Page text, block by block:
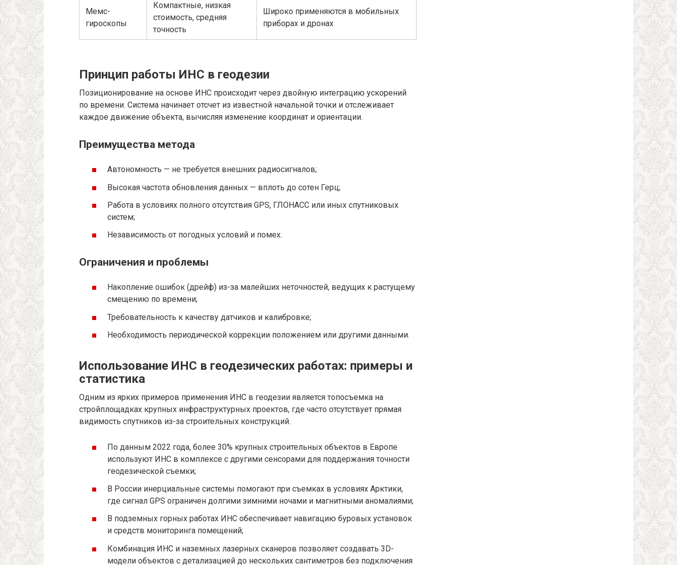
Мемс-
гироскопы
Компактные, низкая
стоимость, средняя
точность
Широко применяются в мобильных
приборах и дронах
Принцип работы ИНС в геодезии
Позиционирование на основе ИНС происходит через двойную интеграцию ускорений
по времени. Система начинает отсчет из известной начальной точки и отслеживает
каждое движение объекта, вычисляя изменение координат и ориентации.
Преимущества метода
Автономность — не требуется внешних радиосигналов;
Высокая частота обновления данных — вплоть до сотен Герц;
Работа в условиях полного отсутствия GPS, ГЛОНАСС или иных спутниковых
систем;
Независимость от погодных условий и помех.
Ограничения и проблемы
Накопление ошибок (дрейф) из-за малейших неточностей, ведущих к растущему
смещению по времени;
Требовательность к качеству датчиков и калибровке;
Необходимость периодической коррекции положением или другими данными.
Использование ИНС в геодезических работах: примеры и
статистика
Одним из ярких примеров применения ИНС в геодезии является топосъемка на
стройплощадках крупных инфраструктурных проектов, где часто отсутствует прямая
видимость спутников из-за строительных конструкций.
По данным 2022 года, более 30% крупных строительных объектов в Европе
используют ИНС в комплексе с другими сенсорами для поддержания точности
геодезической съемки;
В России инерциальные системы помогают при съемках в условиях Арктики,
где сигнал GPS ограничен долгими зимними ночами и магнитными аномалиями;
В подземных горных работах ИНС обеспечивает навигацию буровых установок
и средств мониторинга помещений;
Комбинация ИНС и наземных лазерных сканеров позволяет создавать 3D-
модели объектов с детализацией до нескольких сантиметров без подключения